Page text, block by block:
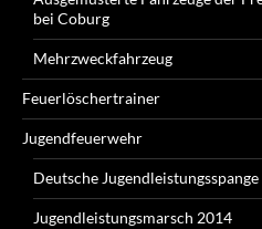
bei Coburg
Mehrzweckfahrzeug
Feuerlöschertrainer
Jugendfeuerwehr
Deutsche
Jugendleistungsmarsch 2014